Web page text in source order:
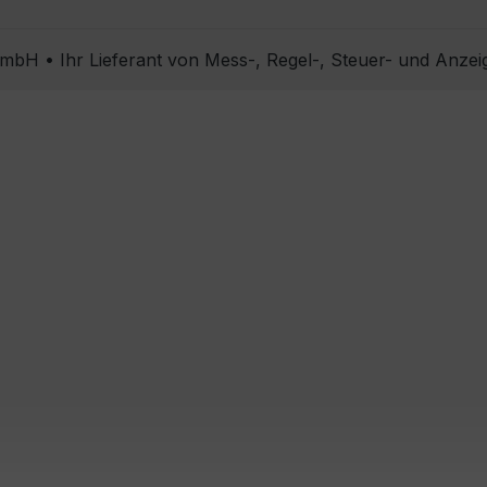
• Ihr Lieferant von Mess-, Regel-, Steuer- und